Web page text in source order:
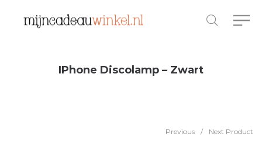
IPhone Discolamp – Zwart
Previous / Next Product